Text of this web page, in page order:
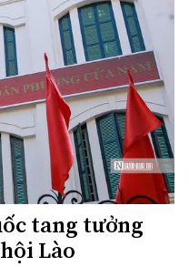
tang tưởng
Lào